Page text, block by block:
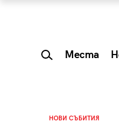
Места
НОВИ СЪБИТИЯ